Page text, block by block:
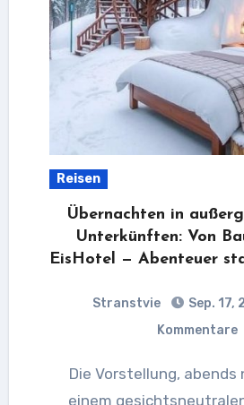
Reisen
Übernachten in
Unterkünften: Von
EisHotel — Abenteuer
Stranstvie Sep. 17,
Kommentare
Die Vorstellung, abends nicht mehr in
einem